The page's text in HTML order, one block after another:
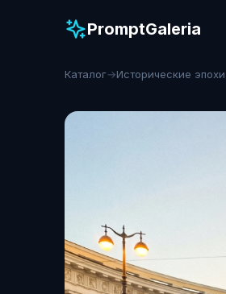
PromptGaleria
Каталог→Исторические эпохи